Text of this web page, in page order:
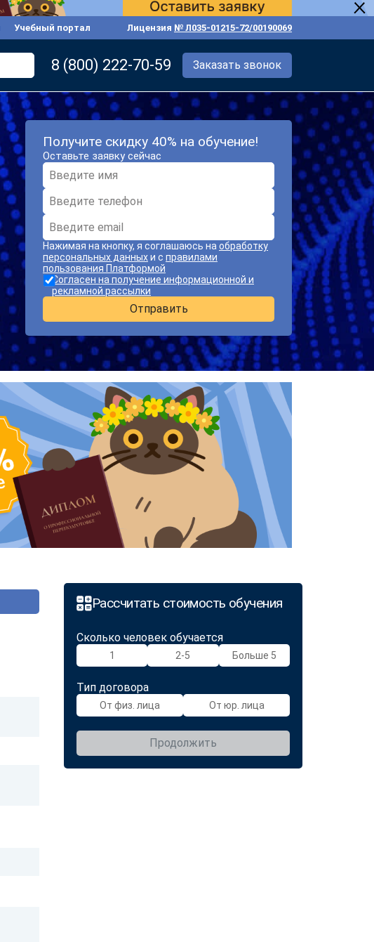
Учебный портал Лицензия № Л035-01215-72/00190069
8 (800) 222-70-59 Заказать звонок
Получите скидку 40% на обучение!
Оставьте заявку сейчас
Нажимая на кнопку, я соглашаюсь на обработку
персональных данныхи с правилами
пользования Платформой
Согласен на получение информационной и
рекламной рассылки
Отправить
Рассчитать стоимость обучения
Сколько человек обучается
1 2-5 Больше 5
Тип договора
От физ. лица От юр. лица
Продолжить